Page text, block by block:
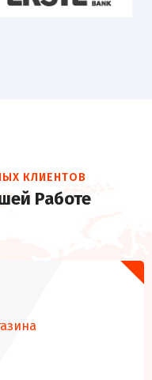
КЛИЕНТОВ
Работе